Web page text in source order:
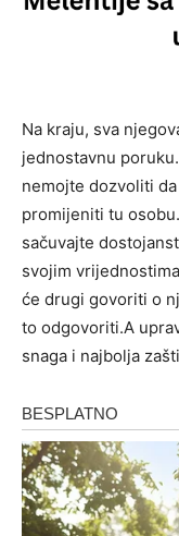
Na kraju, sva
jednostavnu
nemojte dozvoliti
promijeniti tu
sačuvajte
svojim
će drugi govoriti o
to odgovoriti.A
snaga i najbolja